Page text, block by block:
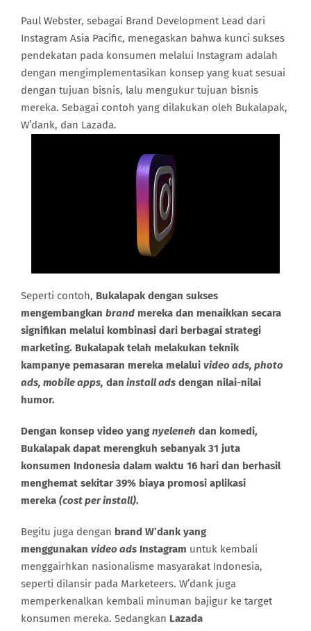
Paul Webster, sebagai Brand Development Lead dari
Instagram Asia Pacific, menegaskan bahwa kunci sukses
pendekatan pada konsumen melalui Instagram adalah
dengan mengimplementasikan konsep yang kuat sesuai
dengan tujuan bisnis, lalu mengukur tujuan bisnis
mereka. Sebagai contoh yang dilakukan oleh Bukalapak,
W’dank, dan Lazada.
Seperti contoh, Bukalapak dengan sukses
mengembangkan brand mereka dan menaikkan secara
signifikan melalui kombinasi dari berbagai strategi
marketing. Bukalapak telah melakukan teknik
kampanye pemasaran mereka melalui video ads, photo
ads, mobile apps, dan install ads dengan nilai-nilai
humor.
Dengan konsep video yang nyeleneh dan komedi,
Bukalapak dapat merengkuh sebanyak 31 juta
konsumen Indonesia dalam waktu 16 hari dan berhasil
menghemat sekitar 39% biaya promosi aplikasi
mereka (cost per install).
Begitu juga dengan brand W’dank yang
menggunakan video ads Instagram untuk kembali
menggairhkan nasionalisme masyarakat Indonesia,
seperti dilansir pada Marketeers. W’dank juga
memperkenalkan kembali minuman bajigur ke target
konsumen mereka. Sedangkan Lazada